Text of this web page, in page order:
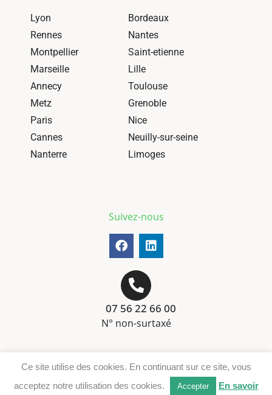
Lyon
Bordeaux
Rennes
Nantes
Montpellier
Saint-etienne
Marseille
Lille
Annecy
Toulouse
Metz
Grenoble
Paris
Nice
Cannes
Neuilly-sur-seine
Nanterre
Limoges
Suivez-nous
07 56 22 66 00
N° non-surtaxé
Téléchargement DER
Ce site utilise des cookies. En continuant sur ce site, vous
acceptez notre utilisation des cookies.
Accepter En savoir